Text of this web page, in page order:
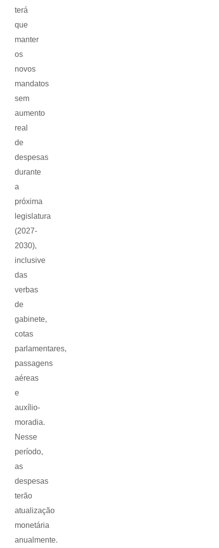
terá
que
manter
os
novos
mandatos
sem
aumento
real
de
despesas
durante
a
próxima
legislatura
(2027-
2030),
inclusive
das
verbas
de
gabinete,
cotas
parlamentares,
passagens
aéreas
e
auxílio-
moradia.
Nesse
período,
as
despesas
terão
atualização
monetária
anualmente.